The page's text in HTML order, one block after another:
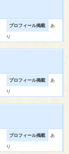
プロフィール掲載 あ
り
プロフィール掲載 あ
り
プロフィール掲載 あ
り